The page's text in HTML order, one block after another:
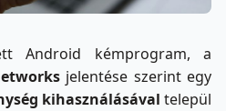
Android kémprogram, a
jelentése szerint egy
kihasználásával települ